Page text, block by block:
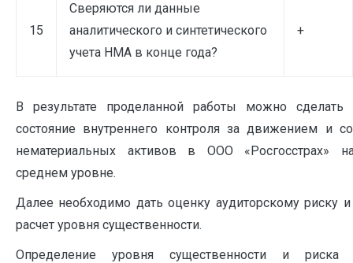
15
Сверяются ли данные
аналитического и синтетического
учета НМА в конце года?
+
В результате проделанной работы можно
состояние внутреннего контроля за движением и
нематериальных активов в ООО «Росгосстрах»
среднем уровне.
Далее необходимо дать оценку аудиторскому риску и
расчет уровня существенности.
Определение уровня существенности и риска